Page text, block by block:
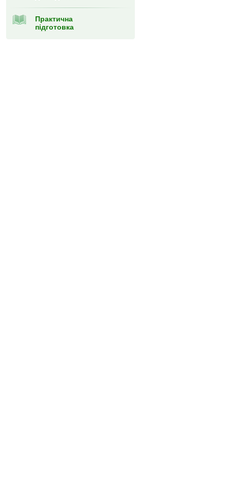
Практична
підготовка